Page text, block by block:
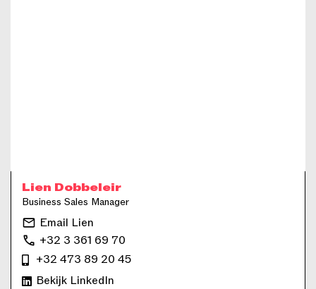
Lien Dobbeleir
Business Sales Manager
Email Lien
+32 3 361 69 70
+32 473 89 20 45
Bekijk LinkedIn